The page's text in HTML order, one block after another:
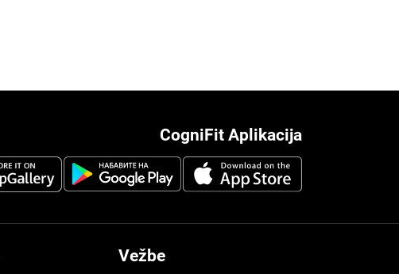
CogniFit Aplikacija
Vežbe